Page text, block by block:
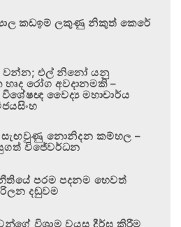
කඩඉම් ලකුණු නිකුත් කෙරේ
වන්න; එල් නිනෝ යනු
හෘද රෝග අවදානමකි –
විශේෂඥ වෛද්‍ය මහාචාර්ය
නොනිදන කම්හල –
විජේවර්ධන
පරම පදනම හෙවත්
දඬුවම
විශ්‍රාම වයස දීර්ඝ කිරීම